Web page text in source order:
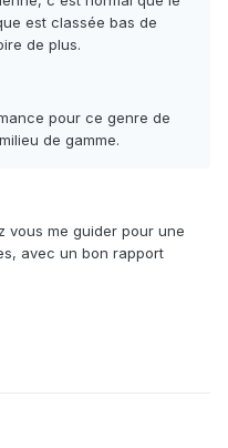
est classée bas de
de plus.
pour ce genre de
de gamme.
vous me guider pour une
avec un bon rapport